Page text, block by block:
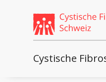
Cystische